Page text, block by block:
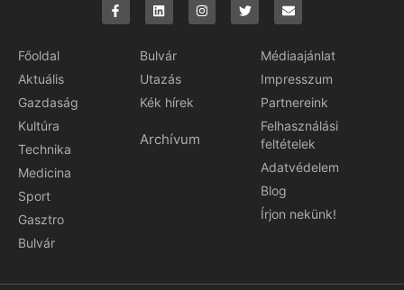
Főoldal
Aktuális
Gazdaság
Kultúra
Technika
Medicina
Sport
Gasztro
Bulvár
Bulvár
Utazás
Kék hírek
Archívum
Médiaajánlat
Impresszum
Partnereink
Felhasználási
feltételek
Adatvédelem
Blog
Írjon nekünk!